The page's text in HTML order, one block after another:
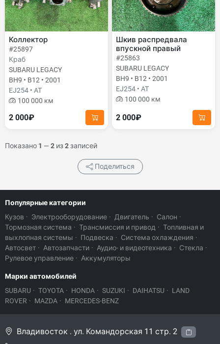
Коллектор
#25897
Краб
SUBARU LEGACY
BH9 • B12 • 2001
EJ254 • AT
100 000 км
2 000₽
Шкив распредвала
впускной правый
#25863
SUBARU LEGACY
BH9 • B12 • 2001
EJ254 • AT
100 000 км
2 000₽
Показано 1 — 2 из2записей
Поделиться
Популярные категории
Кузов · Электрооборудование · Двигатель · Салон ·
Тормозная система · Трансмиссия и привод · Топливная и
выхлопная системы · Подвеска · Система охлаждения ·
Автосвет · Автозапчасти · Аудио- и видеотехника · Стекла ·
Рулевое управление · Аккумуляторы
Марки автомобилей
SUBARU · TOYOTA · HONDA · SUZUKI · DAIHATSU · LAND
ROVER · MAZDA · MERCEDES-BENZ
Владивосток . ул. Командорская 11 стр. 2